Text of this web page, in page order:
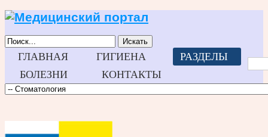
Искать
ГЛАВНАЯ ГИГИЕНА
РАЗДЕЛЫ
БОЛЕЗНИ
КОНТАКТЫ